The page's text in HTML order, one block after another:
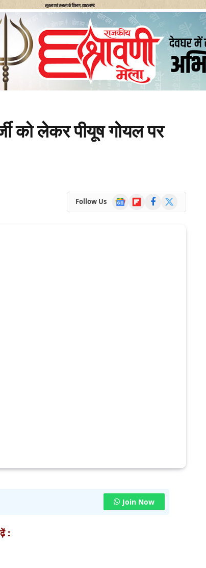
को लेकर पीयूष गोयल पर
Follow Us
Google
News
FlipboardFacebook
Join Now
: